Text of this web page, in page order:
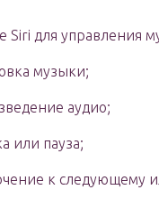
Siri для управления
музыки;
аудио;
или пауза;
к следующему